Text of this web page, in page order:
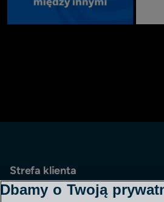
Strefa klienta
Dbamy o Twoją